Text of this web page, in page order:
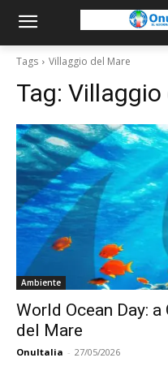
Tags Villaggio del Mare
Tag: Villaggio
Ambiente
World Ocean Day:
del Mare
OnuItalia - 27/05/2026